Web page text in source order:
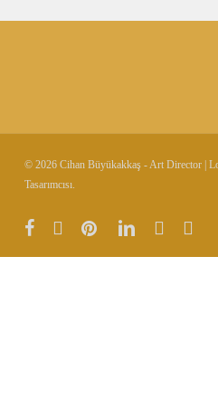
© 2026 Cihan Büyükakkaş - Art Director |
Tasarımcısı.
facebookvimeo pinterest linkedin instagrambehance